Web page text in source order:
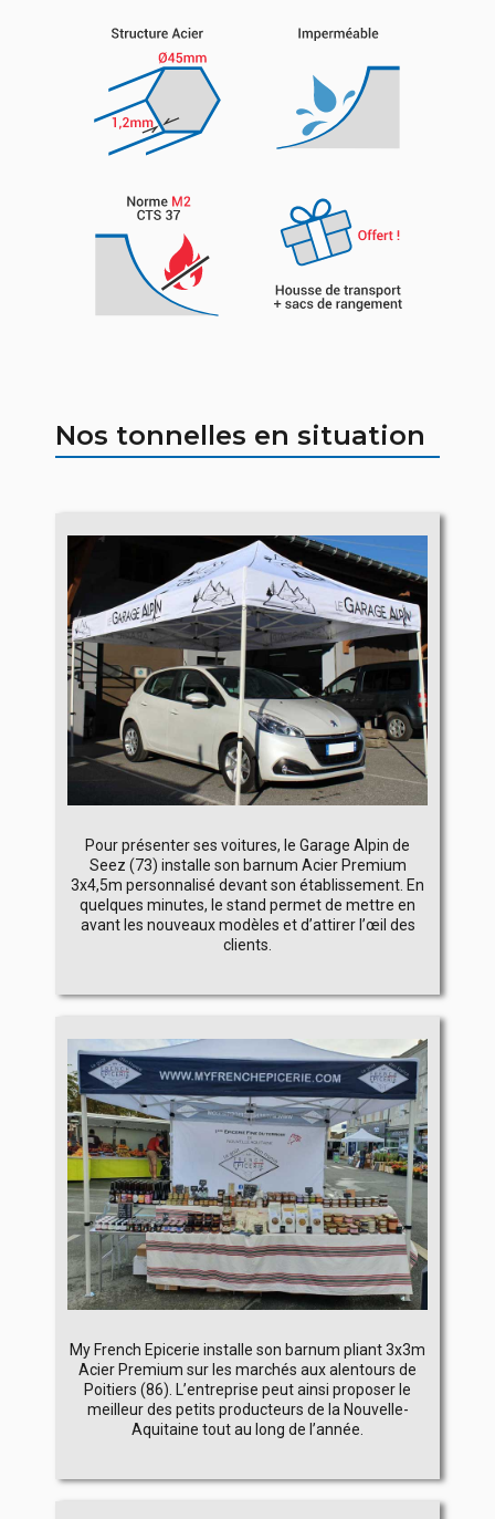
Nos tonnelles en situation
Pour présenter ses voitures, le Garage Alpin de
Seez (73) installe son barnum Acier Premium
3x4,5m personnalisé devant son établissement. En
quelques minutes, le stand permet de mettre en
avant les nouveaux modèles et d’attirer l’œil des
clients.
My French Epicerie installe son barnum pliant 3x3m
Acier Premium sur les marchés aux alentours de
Poitiers (86). L’entreprise peut ainsi proposer le
meilleur des petits producteurs de la Nouvelle-
Aquitaine tout au long de l’année.